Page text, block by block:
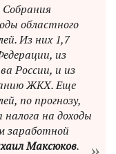
областного
Из них 1,7
из
России, и из
ЖКХ. Еще
по прогнозу,
на доходы
заработной
Максюков.